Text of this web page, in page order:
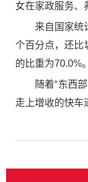
女在家政服务、
来自国家统
个百分点，还比
的比重为70.0%。
随着“东西
走上增收的快车